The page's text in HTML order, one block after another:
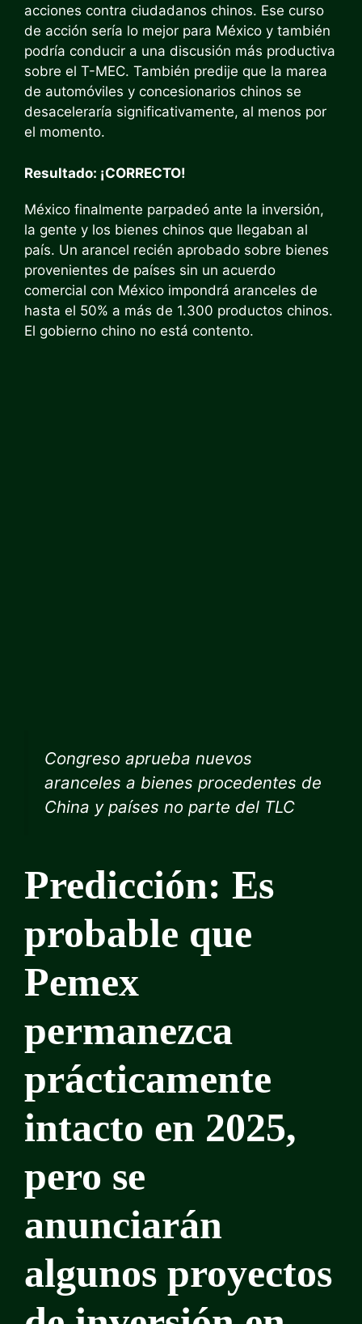
acciones contra ciudadanos chinos. Ese curso
de acción sería lo mejor para México y también
podría conducir a una discusión más productiva
sobre el T-MEC. También predije que la marea
de automóviles y concesionarios chinos se
desaceleraría significativamente, al menos por
el momento.
Resultado: ¡CORRECTO!
México finalmente parpadeó ante la inversión,
la gente y los bienes chinos que llegaban al
país. Un arancel recién aprobado sobre bienes
provenientes de países sin un acuerdo
comercial con México impondrá aranceles de
hasta el 50% a más de 1.300 productos chinos.
El gobierno chino no está contento.
Congreso aprueba nuevos
aranceles a bienes procedentes de
China y países no parte del TLC
Predicción: Es
probable que
Pemex
permanezca
prácticamente
intacto en 2025,
pero se
anunciarán
algunos proyectos